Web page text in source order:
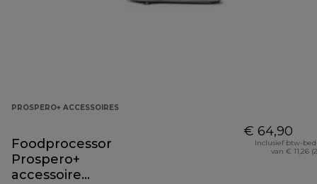
PROSPERO+ ACCESSOIRES
Foodprocessor
Prospero+
accessoire
€ 64,90
Inclusief btw-
van € 11,26